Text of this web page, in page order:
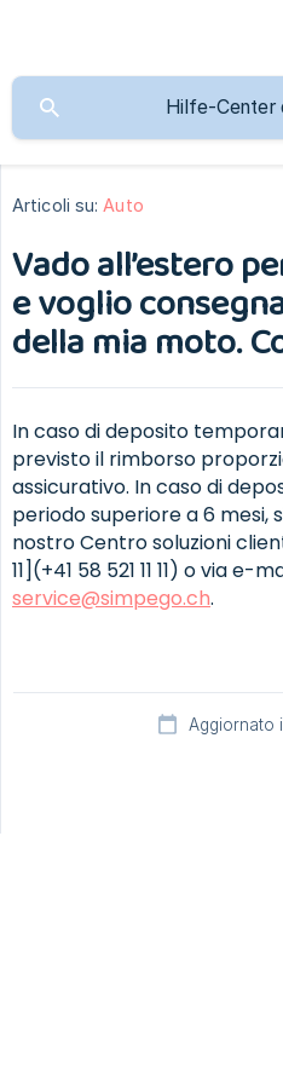
Articoli su: Auto
Vado all’estero
e voglio
della mia moto.
In caso di deposito
previsto il rimborso
assicurativo. In caso di
periodo superiore a 6 mesi,
nostro Centro soluzioni
11](+41 58 521 11 11) o via e-
service@simpego.ch.
Aggiornato